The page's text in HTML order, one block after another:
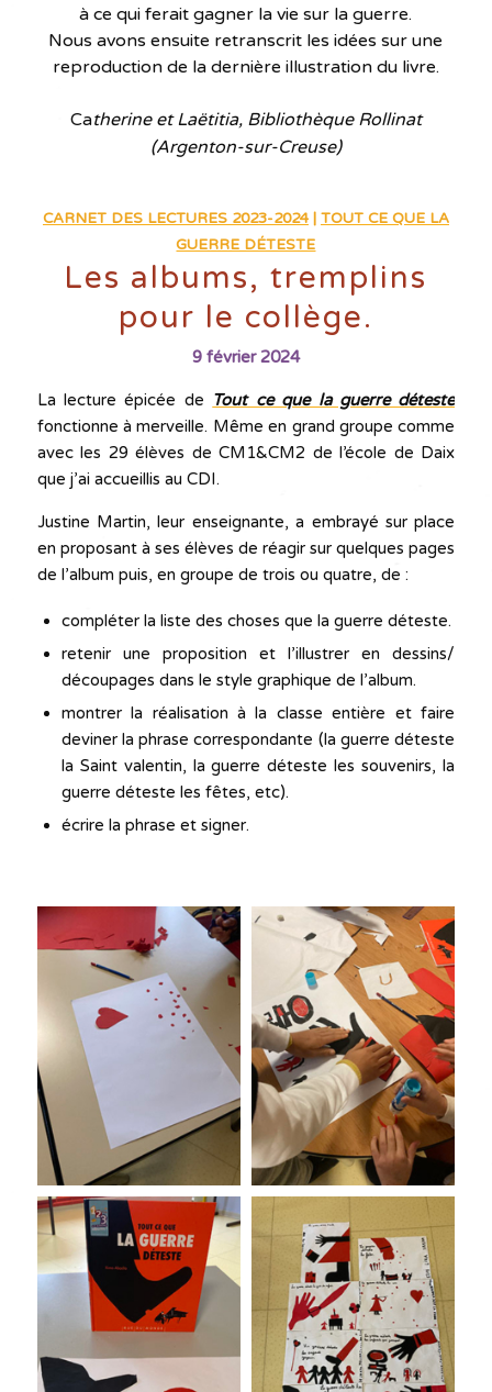
à ce qui ferait gagner la vie sur la guerre.
Nous avons ensuite retranscrit les idées sur une
reproduction de la dernière illustration du livre.
Catherine et Laëtitia, Bibliothèque Rollinat
(Argenton-sur-Creuse)
CARNET DES LECTURES 2023-2024| TOUT CE QUE LA
GUERRE DÉTESTE
Les albums, tremplins
pour le collège.
9 février 2024
La lecture épicée de Tout ce que la guerre déteste
fonctionne à merveille. Même en grand groupe comme
avec les 29 élèves de CM1&CM2 de l’école de Daix
que j’ai accueillis au CDI.
Justine Martin, leur enseignante, a embrayé sur place
en proposant à ses élèves de réagir sur quelques pages
de l’album puis, en groupe de trois ou quatre, de :
compléter la liste des choses que la guerre déteste.
retenir une proposition et l’illustrer en dessins/
découpages dans le style graphique de l’album.
montrer la réalisation à la classe entière et faire
deviner la phrase correspondante (la guerre déteste
la Saint valentin, la guerre déteste les souvenirs, la
guerre déteste les fêtes, etc).
écrire la phrase et signer.